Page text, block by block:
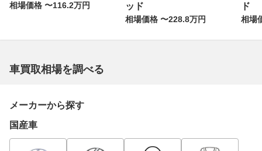
相場価格 〜116.2万円
ッド
相場価格 〜228.8万円
ド
相場
車買取相場を調べる
メーカーから探す
国産車